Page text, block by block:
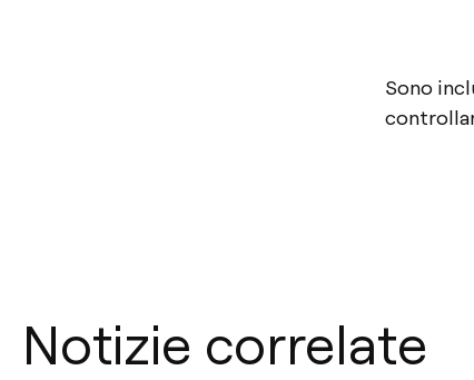
Sono
Notizie correlate